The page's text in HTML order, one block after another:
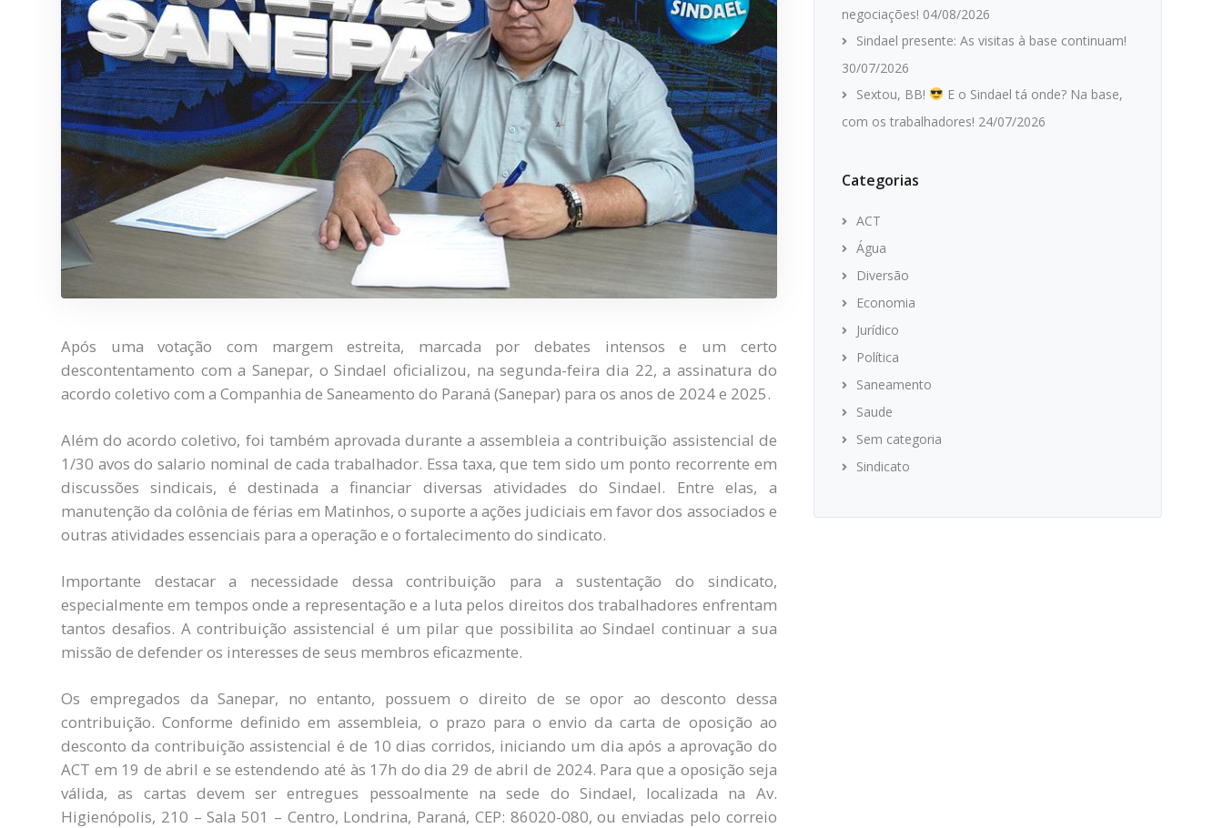
Após uma votação com margem estreita, marcada por debates intensos e um certo
descontentamento com a Sanepar, o Sindael oficializou, na segunda-feira dia 22, a assinatura do
acordo coletivo com a Companhia de Saneamento do Paraná (Sanepar) para os anos de 2024 e 2025.
Além do acordo coletivo, foi também aprovada durante a assembleia a contribuição assistencial de
1/30 avos do salario nominal de cada trabalhador. Essa taxa, que tem sido um ponto recorrente em
discussões sindicais, é destinada a financiar diversas atividades do Sindael. Entre elas, a
manutenção da colônia de férias em Matinhos, o suporte a ações judiciais em favor dos associados e
outras atividades essenciais para a operação e o fortalecimento do sindicato.
Importante destacar a necessidade dessa contribuição para a sustentação do sindicato,
especialmente em tempos onde a representação e a luta pelos direitos dos trabalhadores enfrentam
tantos desafios. A contribuição assistencial é um pilar que possibilita ao Sindael continuar a sua
missão de defender os interesses de seus membros eficazmente.
Os empregados da Sanepar, no entanto, possuem o direito de se opor ao desconto dessa
contribuição. Conforme definido em assembleia, o prazo para o envio da carta de oposição ao
desconto da contribuição assistencial é de 10 dias corridos, iniciando um dia após a aprovação do
ACT em 19 de abril e se estendendo até às 17h do dia 29 de abril de 2024. Para que a oposição seja
válida, as cartas devem ser entregues pessoalmente na sede do Sindael, localizada na Av.
Higienópolis, 210 – Sala 501 – Centro, Londrina, Paraná, CEP: 86020-080, ou enviadas pelo correio
negociações! 04/08/2026
Sindael presente: As visitas à base continuam!
30/07/2026
Sextou, BB!
E o Sindael tá onde? Na base,
com os trabalhadores! 24/07/2026
Categorias
ACT
Água
Diversão
Economia
Jurídico
Política
Saneamento
Saude
Sem categoria
Sindicato